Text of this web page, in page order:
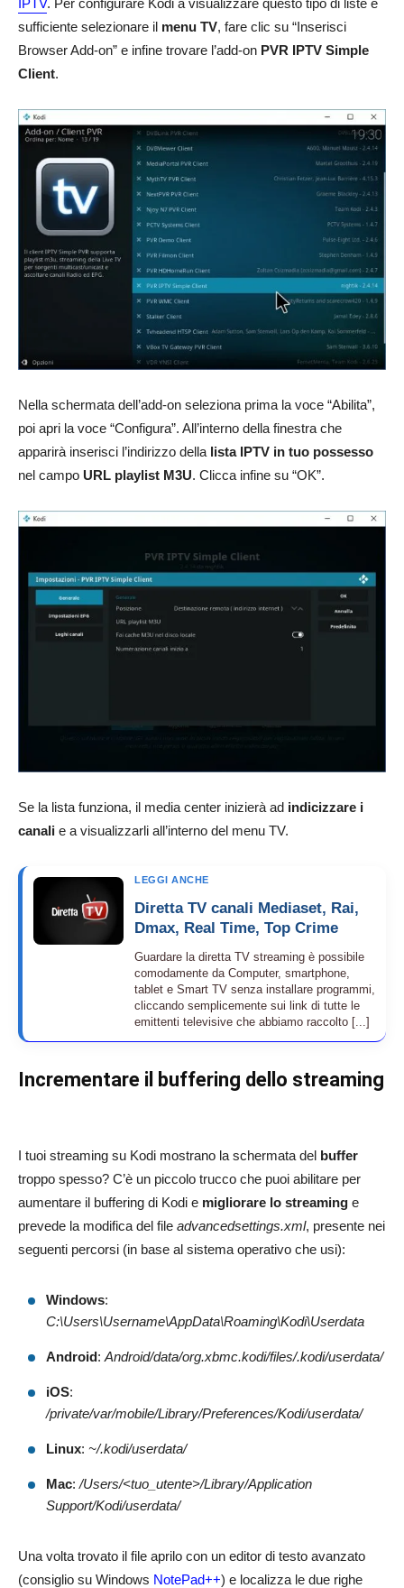
IPTV. Per configurare Kodi a visualizzare questo tipo di liste è
sufficiente selezionare il menu TV, fare clic su “Inserisci
Browser Add-on” e infine trovare l’add-on PVR IPTV Simple
Client.
Nella schermata dell’add-on seleziona prima la voce “Abilita”,
poi apri la voce “Configura”. All’interno della finestra che
apparirà inserisci l’indirizzo della lista IPTV in tuo possesso
nel campo URL playlist M3U. Clicca infine su “OK”.
Se la lista funziona, il media center inizierà ad indicizzare i
canali e a visualizzarli all’interno del menu TV.
LEGGI ANCHE
Diretta TV canali Mediaset, Rai,
Dmax, Real Time, Top Crime
Guardare la diretta TV streaming è possibile
comodamente da Computer, smartphone,
tablet e Smart TV senza installare programmi,
cliccando semplicemente sui link di tutte le
emittenti televisive che abbiamo raccolto [...]
Incrementare il buffering dello streaming
I tuoi streaming su Kodi mostrano la schermata del buffer
troppo spesso? C’è un piccolo trucco che puoi abilitare per
aumentare il buffering di Kodi e migliorare lo streaming e
prevede la modifica del file advancedsettings.xml, presente nei
seguenti percorsi (in base al sistema operativo che usi):
Windows:
C:\Users\Username\AppData\Roaming\Kodi\Userdata
Android: Android/data/org.xbmc.kodi/files/.kodi/userdata/
iOS:
/private/var/mobile/Library/Preferences/Kodi/userdata/
Linux: ~/.kodi/userdata/
Mac:/Users/<tuo_utente>/Library/Application
Support/Kodi/userdata/
Una volta trovato il file aprilo con un editor di testo avanzato
(consiglio su Windows NotePad++) e localizza le due righe